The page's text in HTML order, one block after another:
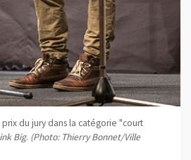
du jury dans la catégorie "court
Big. (Photo: Thierry Bonnet/Ville